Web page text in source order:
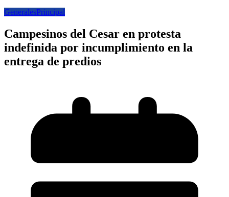
GeneralesPrincipal
Campesinos del Cesar en protesta
indefinida por incumplimiento en la
entrega de predios